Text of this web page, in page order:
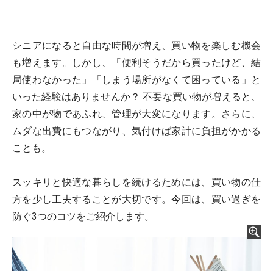
シニアになると自由な時間が増え、買い物を楽しむ機会
も増えます。しかし、「便利そうだから買ったけど、結
局使わなかった」「しまう場所がなくて困っている」と
いった経験はありませんか？ 不要な買い物が増えると、
家の中が物であふれ、管理が大変になります。さらに、
ムダな出費にもつながり、気付けば家計に負担がかかる
ことも。
スッキリと快適な暮らしを続けるためには、買い物の仕
方を少し工夫することが大切です。今回は、買い過ぎを
防ぐ3つのコツをご紹介します。